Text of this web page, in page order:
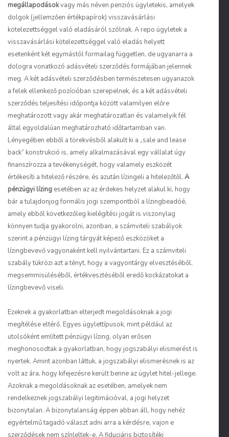
megállapodásokvagy más néven penziós ügyletekis, amelyek
dolgok (jellemzően értékpapírok) visszavásárlási
kötelezettséggel való eladásáról szólnak. A repo ügyletek a
visszavásárlási kötelezettséggel való eladás helyett
esetenként két egymástól formailag független, de ugyanarra a
dologra vonatkozó adásvételi szerződés formájában jelennek
meg. A két adásvételi szerződésben természetesen ugyanazok
a felek ellenkező pozícióban szerepelnek, és a két adásvételi
szerződés teljesítési időpontja között valamilyen előre
meghatározott vagy akár meghatározatlan és valamelyik fél
által egyoldalúan meghatározható időtartamban van.
Lényegében ebből a törekvésből alakult ki a „sale and lease
back” konstrukció is, amely alkalmazásával egy vállalat úgy
finanszírozza a tevékenységét, hogy valamely eszközét
értékesíti a hitelező részére, és azután lízingeli a hitelezőtől. A
pénzügyi lízing esetében az az érdekes helyzet alakul ki, hogy
bár a tulajdonjog formális jogi szempontból a lízingbeadóé,
amely ebből következőleg kielégítési jogát is viszonylag
könnyen tudja gyakorolni, azonban, a számviteli szabályok
szerint a pénzügyi lízing tárgyát képező eszközöket a
lízingbevevő vagyonaként kell nyilvántartani. Ez a számviteli
szabály tükrözi azt a tényt, hogy a vagyontárgy elvesztéséből,
megsemmisüléséből, értékvesztéséből eredő kockázatokat a
lízingbevevő viseli.
Ezeknek a gyakorlatban elterjedt megoldásoknak a jogi
megítélése eltérő. Egyes ügylettípusok, mint például az
utolsóként említett pénzügyi lízing, olyan erősen
meghonosodtak a gyakorlatban, hogy jogszabályi elismerést is
nyertek. Amint azonban láttuk, a jogszabályi elismerésnek is az
volt az ára, hogy kifejezésre került benne az ügylet hitel-jellege.
Azoknak a megoldásoknak az esetében, amelyek nem
rendelkeznek jogszabályi legitimációval, a jogi helyzet
bizonytalan. A bizonytalanság éppen abban áll, hogy nehéz
egyértelmű tagadó választ adni arra a kérdésre, vajon e
szerződések nem színleltek-e. A fiduciáris biztosítéki